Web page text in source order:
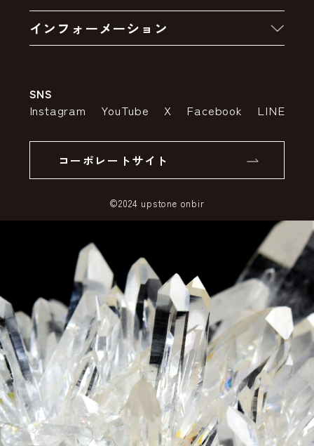
卸販売・大量注文
お支払いについて
ポイントについて
インフォーメーション
特定商取引法の表示
SSLサーバー証明書とは
SNS
Instagram YouTube X Facebook LINE
コーポレートサイト
©2024 upstone onbir